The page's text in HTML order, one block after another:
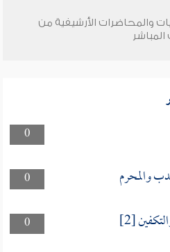
1444هـ
والمحاضرات الأرشيفية من
0
0
والمحرم
0
[2]